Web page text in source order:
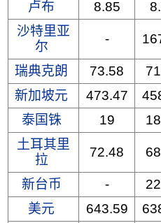
卢布 8.85
沙特里亚
尔
-
瑞典克朗 73.58
新加坡元
473.47
泰国铢
19
土耳其里
拉
72.48
新台币 -
美元
643.59